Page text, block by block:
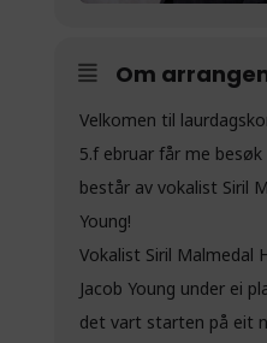
Om
Velkomen til
5.f ebruar får me
består av vokalist Siril
Young!
Vokalist Siril Malmedal
Jacob Young under ei
det vart starten på eit